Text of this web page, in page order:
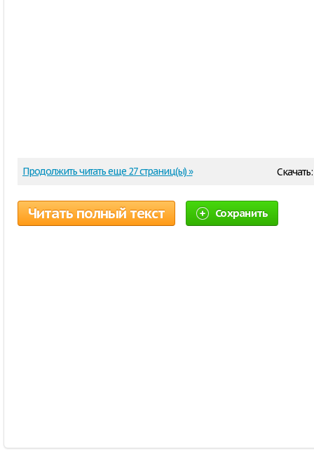
Скачать:
Продолжить читать еще 27 страниц(ы) »
Читать полный текст Сохранить